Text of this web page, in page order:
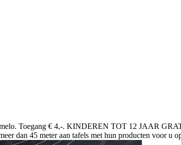
Toegang € 4,-. KINDEREN TOT 12 JAAR
dan 45 meter aan tafels met hun producten voor u